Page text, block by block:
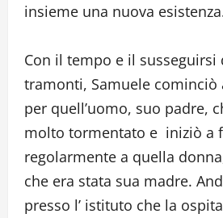
insieme una nuova
Con il tempo e il susseguirsi
tramonti, Samuele cominciò
per quell’uomo, suo padre,
molto tormentato e iniziò a
regolarmente a quella
che era stata sua madre.
presso l’ istituto che la